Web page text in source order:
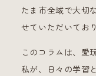
たま市全域で大切
せていただいてお
このコラムは、愛
私が、日々の学習